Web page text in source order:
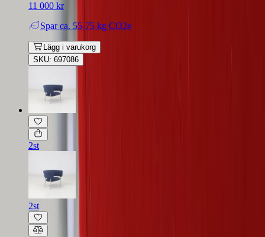
11 000 kr
Spar ca. 55-75 kg CO2e
Lägg i varukorg
SKU: 697086
2st
2st